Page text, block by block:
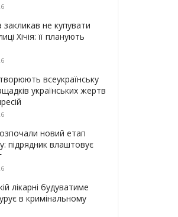
не купувати
Хічія: її планують
всеукраїнську
українських жертв
новий етап
підрядник влаштовує
лікарні будуватиме
в кримінальному